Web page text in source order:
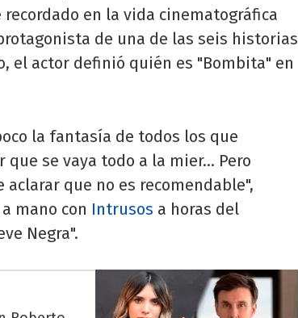
en la vida cinematográfica
de una de las seis historias
el actor definió quién es "Bombita" en
la fantasía de todos los que
se vaya todo a la mier... Pero
que no es recomendable",
mano con Intrusos a horas del
Negra".